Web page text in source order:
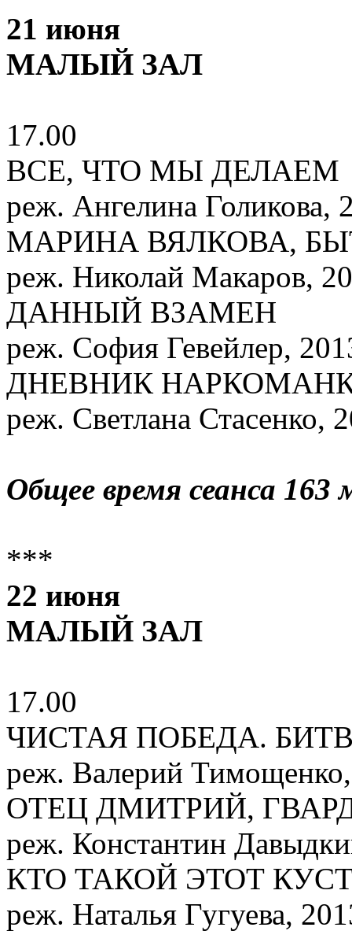
21 июня
МАЛЫЙ ЗАЛ
17.00
ВСЕ, ЧТО МЫ ДЕЛАЕМ
реж. Ангелина Голикова,
МАРИНА ВЯЛКОВА,
реж. Николай Макаров,
ДАННЫЙ ВЗАМЕН
реж. София Гевейлер,
ДНЕВНИК
реж. Светлана
Общее время сеанса 163
***
22 июня
МАЛЫЙ ЗАЛ
17.00
ЧИСТАЯ ПОБЕДА.
реж. Валерий
ОТЕЦ ДМИТРИЙ,
реж. Константин
КТО ТАКОЙ ЭТОТ
реж. Наталья